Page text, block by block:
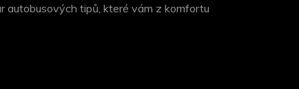
autobusových tipů, které vám z komfortu